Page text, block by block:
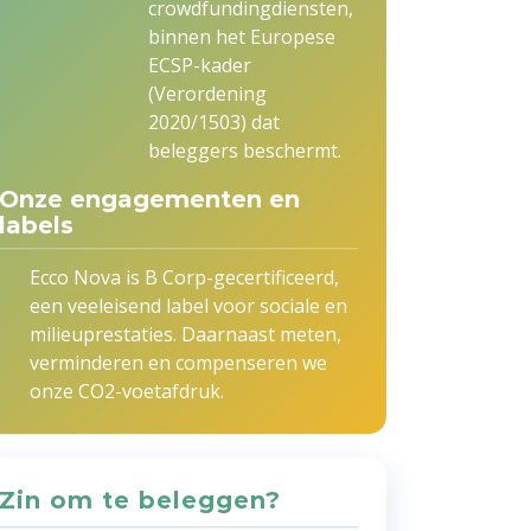
crowdfundingdiensten,
binnen het Europese
ECSP-kader
(Verordening
2020/1503) dat
beleggers beschermt.
Onze engagementen en
labels
Ecco Nova is B Corp-gecertificeerd,
een veeleisend label voor sociale en
milieuprestaties. Daarnaast meten,
verminderen en compenseren we
onze CO2-voetafdruk.
Zin om te beleggen?